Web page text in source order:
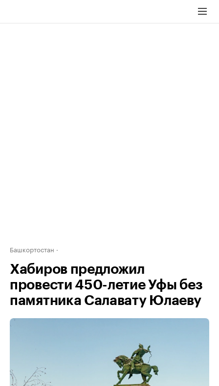
Башкортостан
Хабиров предложил
провести 450-летие Уфы без
памятника Салавату Юлаеву